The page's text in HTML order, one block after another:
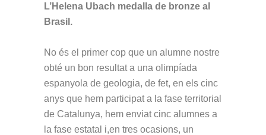
L’Helena Ubach medalla de bronze al
Brasil.
No és el primer cop que un alumne nostre
obté un bon resultat a una olimpíada
espanyola de geologia, de fet, en els cinc
anys que hem participat a la fase territorial
de Catalunya, hem enviat cinc alumnes a
la fase estatal i,en tres ocasions, un